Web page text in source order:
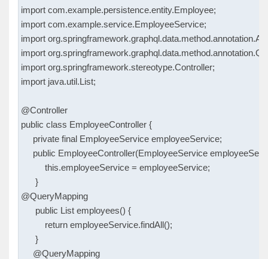
import com.example.persistence.entity.Employee;
import com.example.service.EmployeeService;
import
import
import org.springframework.stereotype.Controller;
import java.util.List;
@Controller
public class EmployeeController {
     private final EmployeeService employeeService;
public EmployeeController(EmployeeService
          this.employeeService = employeeService;
      }
@QueryMapping
      public List
employees() {
          return employeeService.findAll();
      }
     @QueryMapping